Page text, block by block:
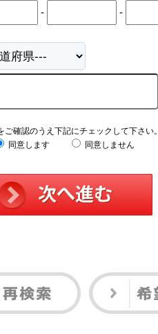
- -
ご確認のうえ下記にチェックして下さい。
同意します
同意しません